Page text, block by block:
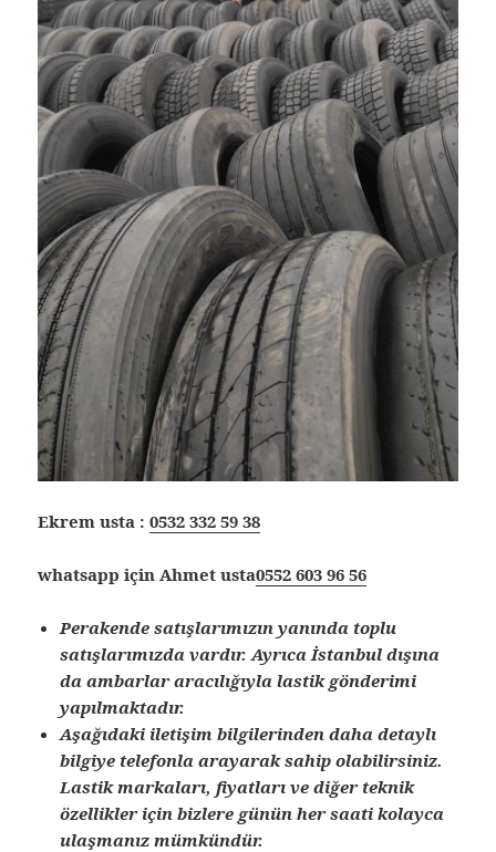
Ekrem usta :0532 332 59 38
whatsapp için Ahmet usta0552 603 96 56
Perakende satışlarımızın yanında toplu
satışlarımızda vardır. Ayrıca İstanbul dışına
da ambarlar aracılığıyla lastik gönderimi
yapılmaktadır.
Aşağıdaki iletişim bilgilerinden daha detaylı
bilgiye telefonla arayarak sahip olabilirsiniz.
Lastik markaları, fiyatları ve diğer teknik
özellikler için bizlere günün her saati kolayca
ulaşmanız mümkündür.